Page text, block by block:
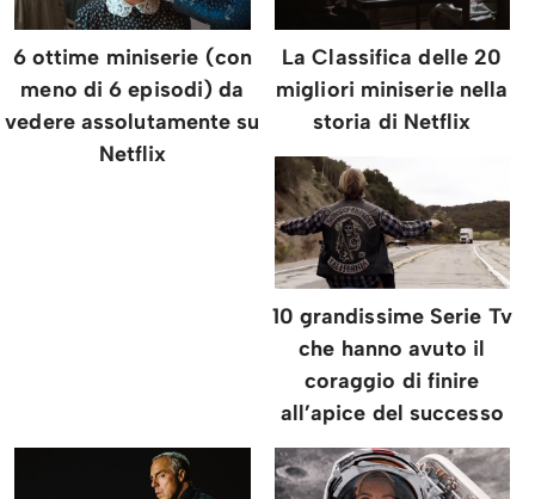
6 ottime miniserie (con
meno di 6 episodi) da
vedere assolutamente su
Netflix
La Classifica delle 20
migliori miniserie nella
storia di Netflix
10 grandissime Serie Tv
che hanno avuto il
coraggio di finire
all’apice del successo